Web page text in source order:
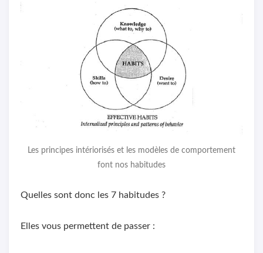
Les principes intériorisés et les modèles de comportement
font nos habitudes
Quelles sont donc les 7 habitudes ?
Elles vous permettent de passer :